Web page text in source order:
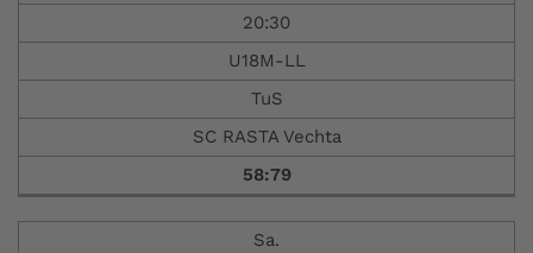
20:30
U18M-LL
TuS
SC RASTA Vechta
58:79
Sa.